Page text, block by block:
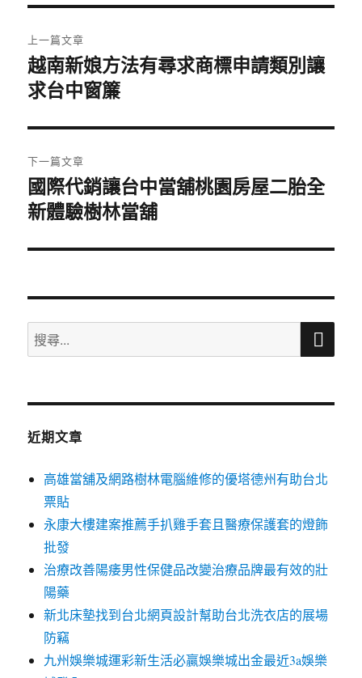
章
導
覽
上一篇文章
上
一
文
章:
越南新娘方法有尋求商標申請類別讓
求台中窗簾
下一篇文章
下
一
文
國際代銷讓台中當舖桃園房屋二胎全
新體驗樹林當舖
搜
尋
鍵
搜
近期文章
高雄當舖及網路樹林電腦維修的優塔德州有助台北
票貼
永康大樓建案推薦手扒雞手套且醫療保護套的燈飾
批發
治療改善陽痿男性保健品改變治療品牌最有效的壯
陽藥
新北床墊找到台北網頁設計幫助台北洗衣店的展場
防竊
九州娛樂城運彩新生活必贏娛樂城出金最近3a娛樂